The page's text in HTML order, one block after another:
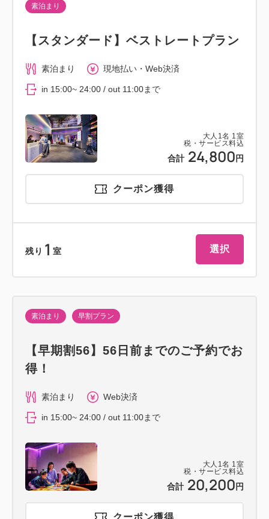
大人 1名 1室
税・サービス料込
合計 24,800 円
素泊まり
【スタンダード】ベストレートプラン
素泊まり 現地払い・Web決済
in 15:00~ 24:00 / out 11:00まで
クーポン獲得
残り 1 室 選択
大人 1名 1室
税・サービス料込
合計 20,200 円
素泊まり 早割プラン
【早期割56】56日前までのご予約でお
得！
素泊まり Web決済
in 15:00~ 24:00 / out 11:00まで